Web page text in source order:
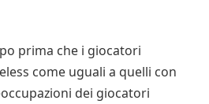
prima che i giocatori
come uguali a quelli con
dei giocatori